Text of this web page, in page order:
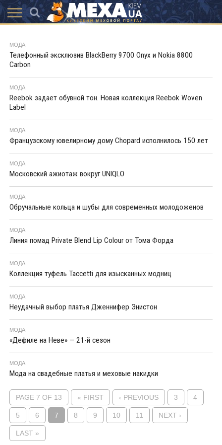
АКЦІЇ
ВИСТАВКИ
ПОСЛУГИ
МАГАЗИНИ
ХУТРЯНА
МОДА
НОВИНИ
КОНТАКТИ
АКСЕССУАРИ
МОДА
Телефонный эксклюзив BlackBerry 9700 Onyx и Nokia 8800
Carbon
МОДА
Reebok задает обувной тон. Новая коллекция Reebok Woven
Label
МОДА
Французскому ювелирному дому Chopard исполнилось 150 лет
МОДА
Московский ажиотаж вокруг UNIQLO
МОДА
Обручальные кольца и шубы для современных молодоженов
МОДА
Линия помад Private Blend Lip Colour от Тома Форда
МОДА
Коллекция туфель Taccetti для изысканных модниц
МОДА
Неудачный выбор платья Дженнифер Энистон
МОДА
«Дефиле на Неве» — 21-й сезон
МОДА
Мода на свадебные платья и меховые накидки
PAGE 7 OF 13 « FIRST ‹ PREVIOUS 3 4
5 6 7 8 9 10 11 NEXT ›
LAST »